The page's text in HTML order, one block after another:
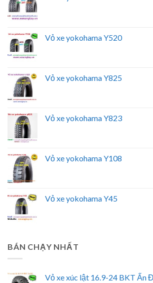
Vỏ xe yokohama Y520
Vỏ xe yokohama Y825
Vỏ xe yokohama Y823
Vỏ xe yokohama Y108
Vỏ xe yokohama Y45
BÁN CHẠY NHẤT
Vỏ xe xúc lật 16.9-24 BKT Ấn